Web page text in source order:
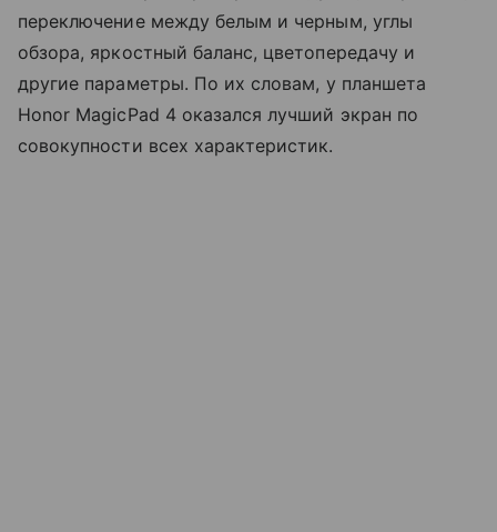
переключение между белым и черным, углы
обзора, яркостный баланс, цветопередачу и
другие параметры. По их словам, у планшета
Honor MagicPad 4 оказался лучший экран по
совокупности всех характеристик.